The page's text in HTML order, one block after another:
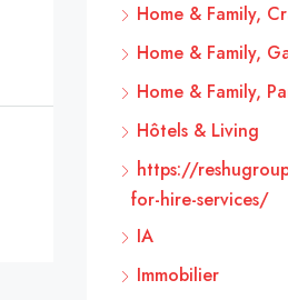
Home & Family,
Home & Family,
Home & Family,
Hôtels & Living
https://
for-hire-services/
IA
Immobilier